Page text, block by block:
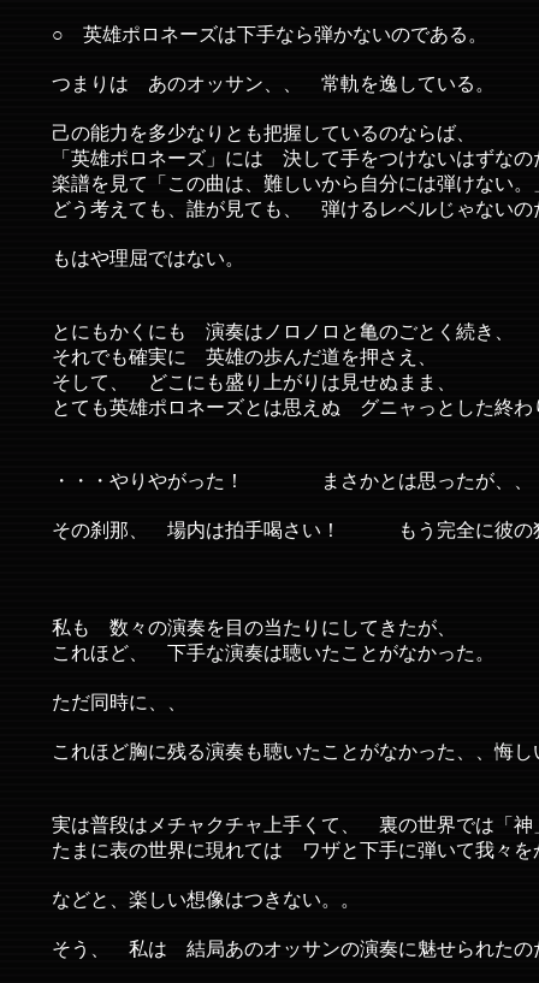
○ 英雄ポロネーズは下手なら弾かないのである。
つまりは あのオッサン、、 常軌を逸している。
己の能力を多少なりとも把握しているのならば、
「英雄ポロネーズ」には 決して手をつけないはずなの
楽譜を見て「この曲は、難しいから自分には弾けない
どう考えても、誰が見ても、 弾けるレベルじゃないの
もはや理屈ではない。
とにもかくにも 演奏はノロノロと亀のごとく続き、
それでも確実に 英雄の歩んだ道を押さえ、
そして、 どこにも盛り上がりは見せぬまま、
とても英雄ポロネーズとは思えぬ グニャっとした終わ
・・・やりやがった！ まさかとは思ったが、
その刹那、 場内は拍手喝さい！ もう完全に彼の
私も 数々の演奏を目の当たりにしてきたが、
これほど、 下手な演奏は聴いたことがなかった。
ただ同時に、、
これほど胸に残る演奏も聴いたことがなかった、、悔し
実は普段はメチャクチャ上手くて、 裏の世界では「神
たまに表の世界に現れては ワザと下手に弾いて我々を
などと、楽しい想像はつきない。。
そう、 私は 結局あのオッサンの演奏に魅せられたの